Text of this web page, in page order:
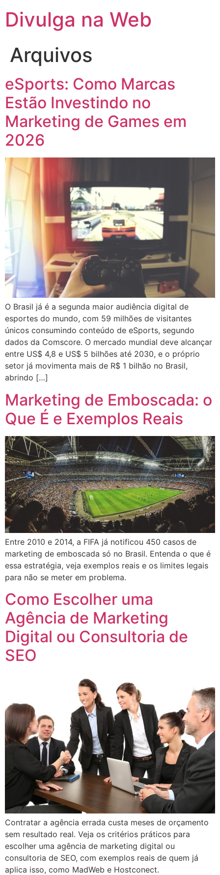
Divulga na Web
Arquivos
eSports: Como Marcas
Estão Investindo no
Marketing de Games em
2026
O Brasil já é a segunda maior audiência digital de
esportes do mundo, com 59 milhões de visitantes
únicos consumindo conteúdo de eSports, segundo
dados da Comscore. O mercado mundial deve alcançar
entre US$ 4,8 e US$ 5 bilhões até 2030, e o próprio
setor já movimenta mais de R$ 1 bilhão no Brasil,
abrindo […]
Marketing de Emboscada: o
Que É e Exemplos Reais
Entre 2010 e 2014, a FIFA já notificou 450 casos de
marketing de emboscada só no Brasil. Entenda o que é
essa estratégia, veja exemplos reais e os limites legais
para não se meter em problema.
Como Escolher uma
Agência de Marketing
Digital ou Consultoria de
SEO
Contratar a agência errada custa meses de orçamento
sem resultado real. Veja os critérios práticos para
escolher uma agência de marketing digital ou
consultoria de SEO, com exemplos reais de quem já
aplica isso, como MadWeb e Hostconect.